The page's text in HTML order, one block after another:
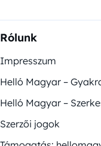
Rólunk
Impresszum
Helló Magyar –
Helló Magyar –
Szerzői jogok